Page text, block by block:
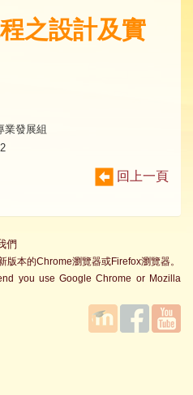
之設計及實
業發展組
回上一頁
們
本的Chrome瀏覽器或Firefox瀏覽器。
you use Google Chrome or Mozilla